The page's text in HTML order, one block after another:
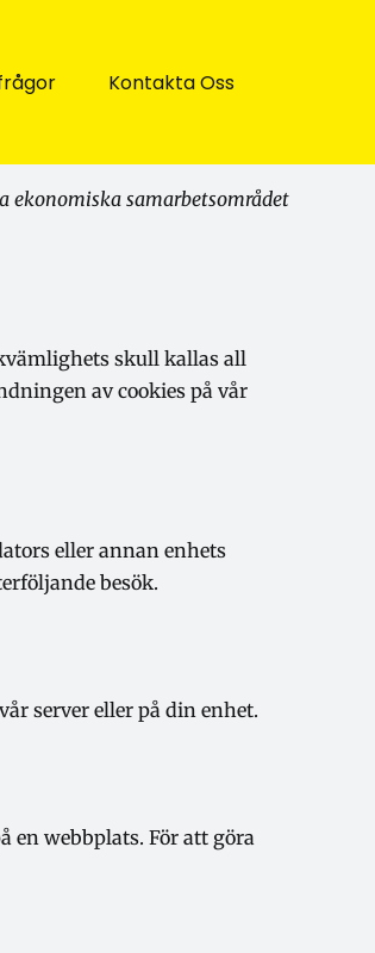
Kontakta Oss
ekonomiska samarbetsområdet
skull kallas all
av cookies på vår
eller annan enhets
besök.
server eller på din enhet.
en webbplats. För att göra